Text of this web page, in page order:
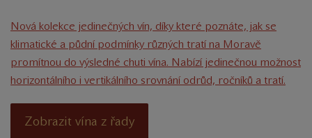
Nová kolekce jedinečných vín, díky které poznáte, jak se
klimatické a půdní podmínky různých tratí na Moravě
promítnou do výsledné chuti vína. Nabízí jedinečnou možnost
horizontálního i vertikálního srovnání odrůd, ročníků a tratí.
Zobrazit vína z řady